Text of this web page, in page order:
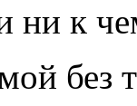
ни к
без